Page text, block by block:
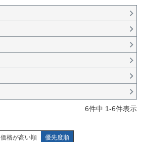
6件中 1-6件表示
価格が高い順 優先度順